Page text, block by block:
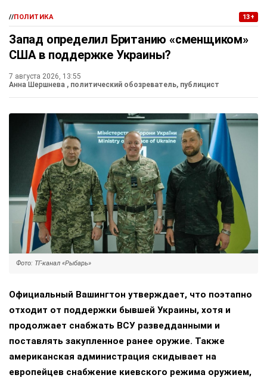
//ПОЛИТИКА 13+
Запад определил Британию «сменщиком»
США в поддержке Украины?
7 августа 2026, 13:55
Анна Шершнева , политический обозреватель, публицист
Фото: ТГ-канал «Рыбарь»
Официальный Вашингтон утверждает, что поэтапно
отходит от поддержки бывшей Украины, хотя и
продолжает снабжать ВСУ разведданными и
поставлять закупленное ранее оружие. Также
американская администрация скидывает на
европейцев снабжение киевского режима оружием,